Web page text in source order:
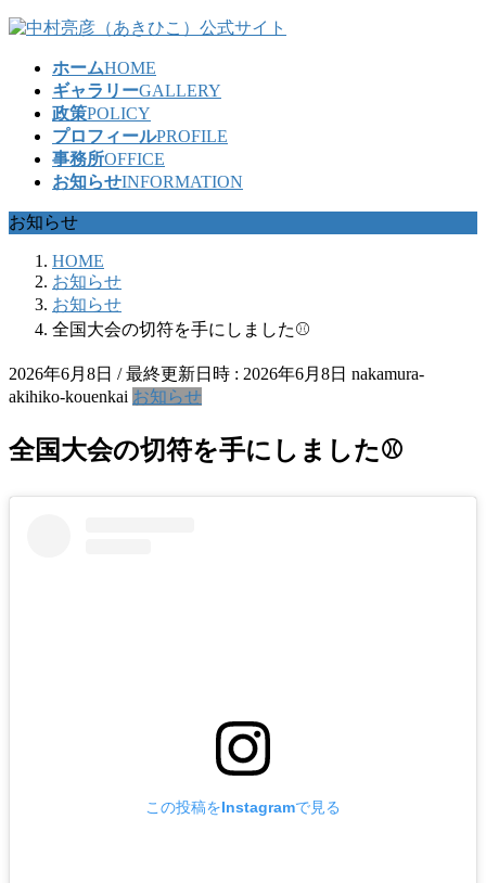
コ
ッ
プ
ナ
移
動
ホームHOME
ギャラリーGALLERY
政策POLICY
プロフィールPROFILE
事務所OFFICE
お知らせINFORMATION
お知らせ
HOME
お知らせ
お知らせ
全国大会の切符を手にしました⚾
2026年6月8日 / 最終更新日時 : 2026年6月8日 nakamura-
akihiko-kouenkai お知らせ
全国大会の切符を手にしました⚾
この投稿をInstagramで見る